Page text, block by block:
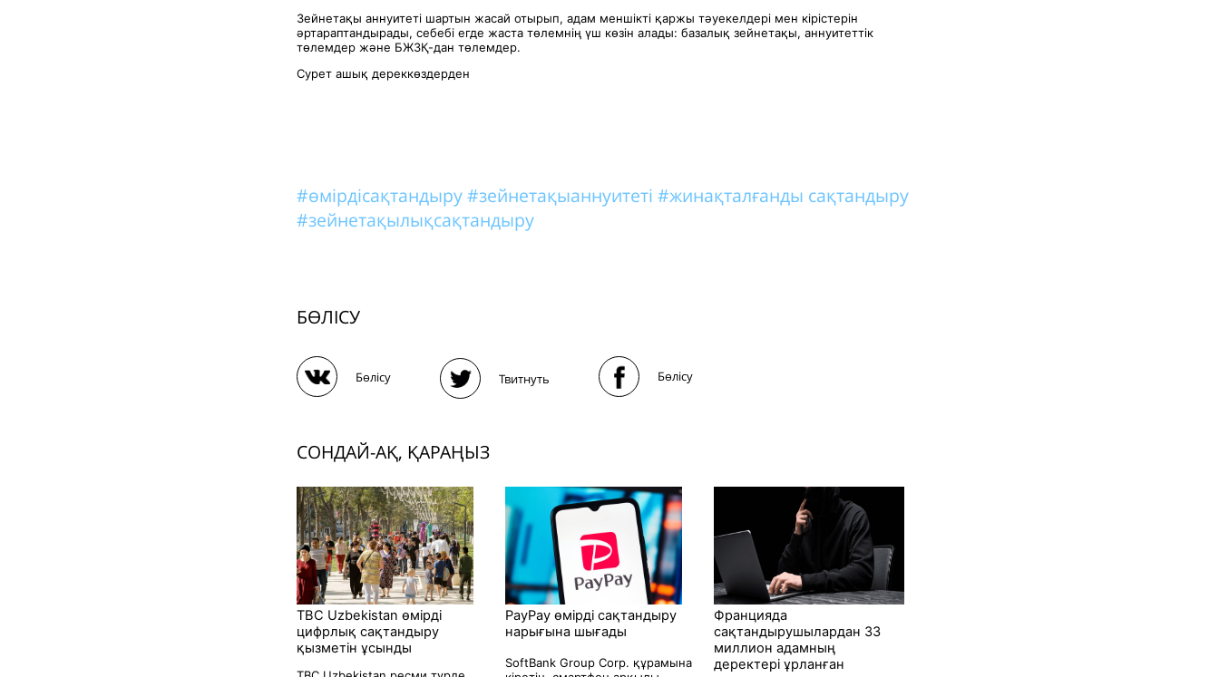
Зейнетақы аннуитеті шартын жасай отырып, адам меншікті қаржы тәуекелдері мен кірістерін
әртараптандырады, себебі егде жаста төлемнің үш көзін алады: базалық зейнетақы, аннуитеттік
төлемдер және БЖЗҚ-дан төлемдер.
Сурет ашық дереккөздерден
#өмірдісақтандыру#зейнетақыаннуитеті #жинақталғанды сақтандыру
#зейнетақылықсақтандыру
БӨЛІСУ
Бөлісу Твитнуть Бөлісу
СОНДАЙ-АҚ, ҚАРАҢЫЗ
TBC Uzbekistan өмірді
цифрлық сақтандыру
қызметін ұсынды
PayPay өмірді сақтандыру
нарығына шығады
SoftBank Group Corp. құрамына
Францияда
сақтандырушылардан 33
миллион адамның
деректері ұрланған